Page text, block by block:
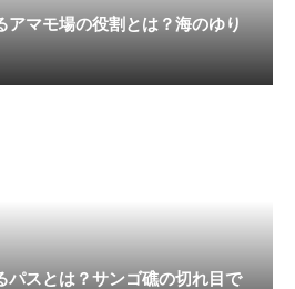
アマモ場の役割とは？海のゆり
パスとは？サンゴ礁の切れ目で